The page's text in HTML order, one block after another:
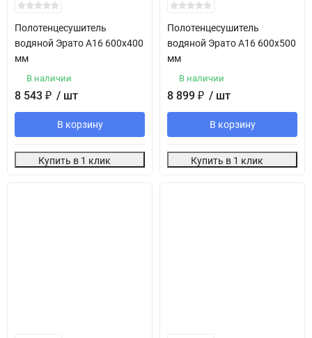
Полотенцесушитель
водяной Эрато А16 600х400
мм
В наличии
8 543 ₽ / шт
В корзину
Купить в 1 клик
Полотенцесушитель
водяной Эрато А16 600х500
мм
В наличии
8 899 ₽ / шт
В корзину
Купить в 1 клик